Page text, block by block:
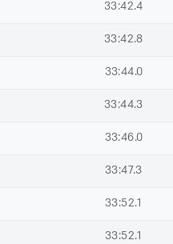
33:42.4
33:42.8
33:44.0
33:44.3
33:46.0
33:47.3
33:52.1
33:52.1